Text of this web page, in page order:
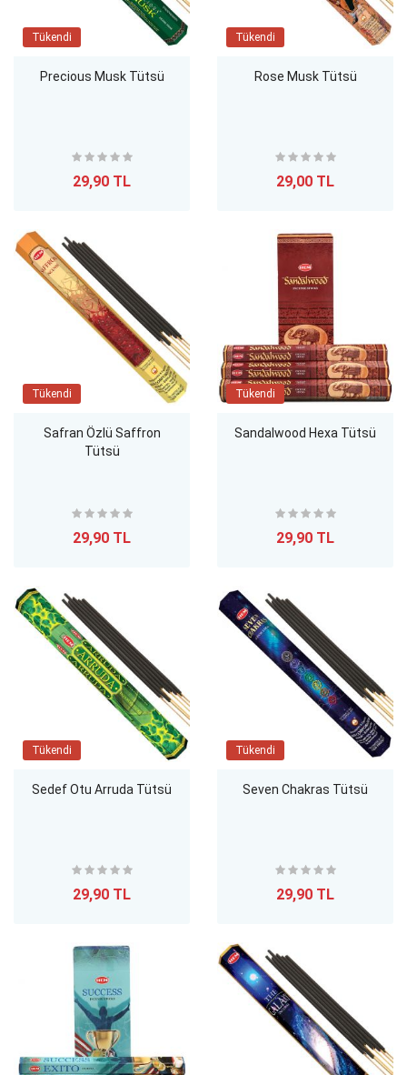
Tükendi
Precious Musk Tütsü
29,90 TL
Tükendi
Rose Musk Tütsü
29,00 TL
Tükendi
Safran Özlü Saffron
Tütsü
29,90 TL
Tükendi
Sandalwood Hexa Tütsü
29,90 TL
Tükendi
Sedef Otu Arruda Tütsü
29,90 TL
Tükendi
Seven Chakras Tütsü
29,90 TL